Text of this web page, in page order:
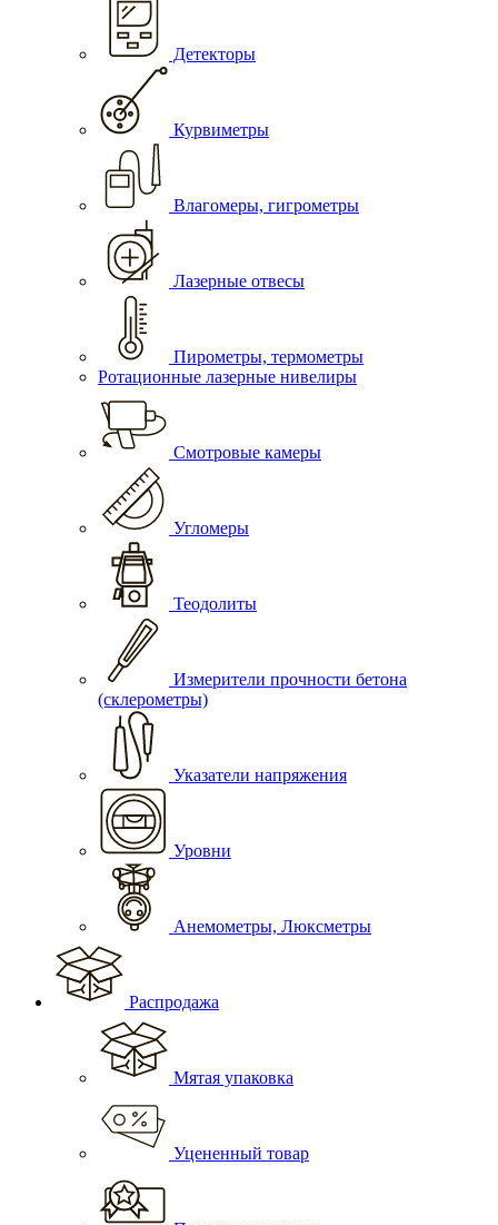
Детекторы
Курвиметры
Влагомеры, гигрометры
Лазерные отвесы
Пирометры, термометры
Ротационные лазерные нивелиры
Смотровые камеры
Угломеры
Теодолиты
Измерители прочности бетона
(склерометры)
Указатели напряжения
Уровни
Анемометры, Люксметры
Распродажа
Мятая упаковка
Уцененный товар